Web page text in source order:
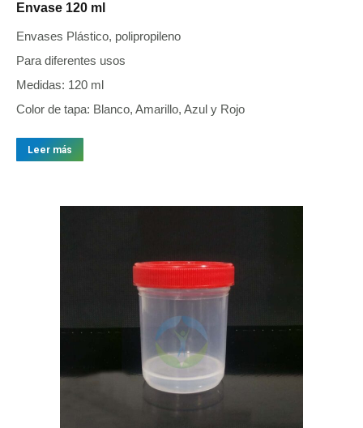
Envase 120 ml
Envases Plástico, polipropileno
Para diferentes usos
Medidas: 120 ml
Color de tapa: Blanco, Amarillo, Azul y Rojo
Leer más